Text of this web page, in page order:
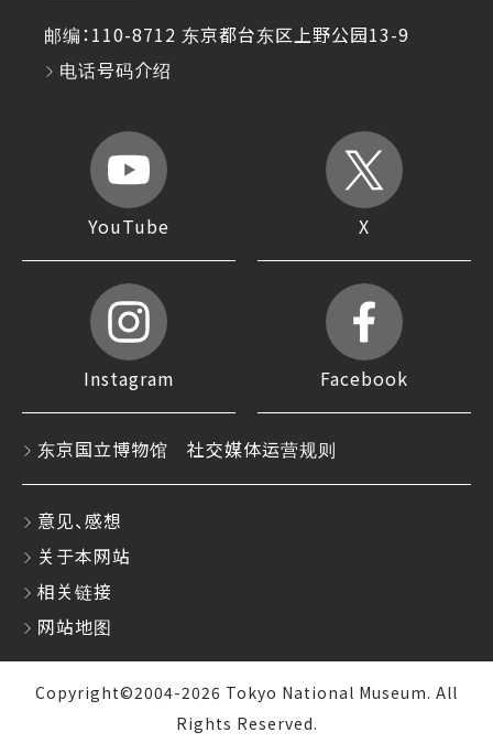
邮编：110-8712 东京都台东区上野公园13-9
电话号码介绍
YouTube X
Instagram Facebook
东京国立博物馆 社交媒体运营规则
意见、感想
关于本网站
相关链接
网站地图
Copyright©2004-2026 Tokyo National Museum. All
Rights Reserved.